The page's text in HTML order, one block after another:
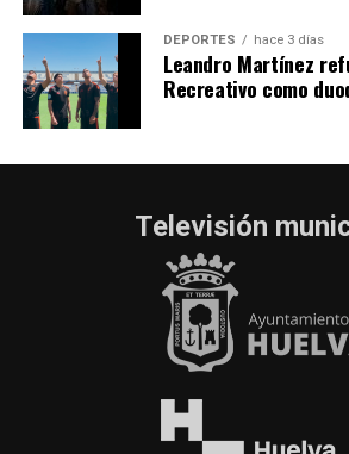
DEPORTES hace 3 días
Leandro Martínez
Recreativo como
Televisión